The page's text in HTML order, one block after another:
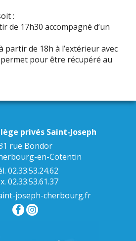
:
de 17h30 accompagné d’un
partir de 18h à l’extérieur avec
pour être récupéré au
privés Saint-Joseph
rue Bondor
en-Cotentin
02.33.53.24.62
02.33.53.61.37
joseph-cherbourg.fr